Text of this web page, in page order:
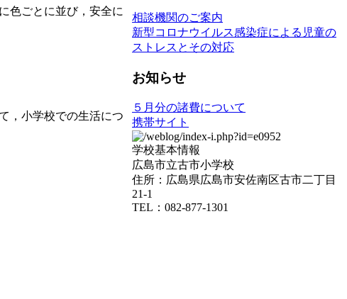
色ごとに並び，安全に
，小学校での生活につ
相談機関のご案内
新型コロナウイルス感染症による児童の
ストレスとその対応
お知らせ
５月分の諸費について
携帯サイト
学校基本情報
広島市立古市小学校
住所：広島県広島市安佐南区古市二丁目
21-1
TEL：082-877-1301